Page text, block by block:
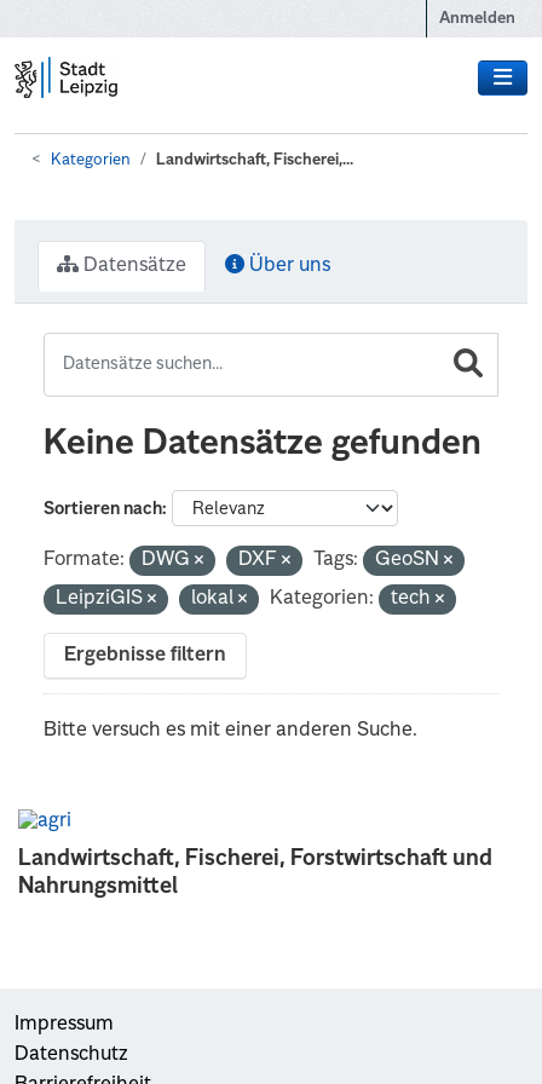
Anmelden
Kategorien Landwirtschaft, Fischerei,...
Landwirtschaft, Fischerei, Forstwirtschaft und
Nahrungsmittel
Datensätze Über uns
Keine Datensätze gefunden
Sortieren nach
Formate: DWG DXF Tags:
GeoSN
LeipziGIS
lokal Kategorien: tech
Ergebnisse filtern
Bitte versuch es mit einer anderen Suche.
Impressum
Datenschutz